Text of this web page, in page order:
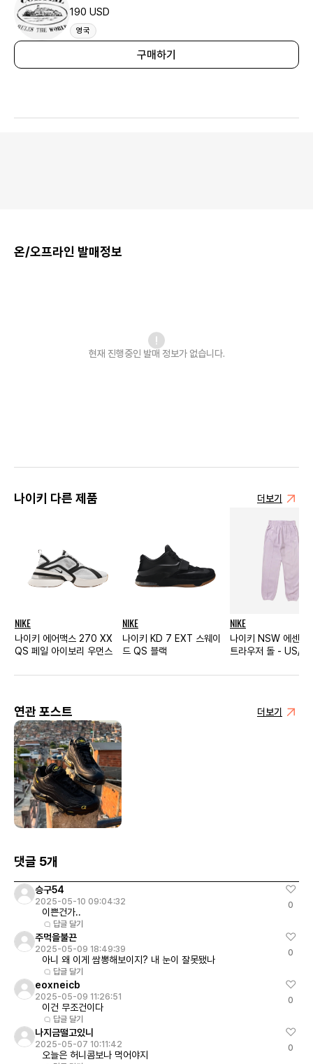
190 USD
영국
구매하기
온/오프라인 발매정보
현재 진행중인 발매 정보가 없습니다.
나이키 다른 제품 더보기
NIKE
나이키 에어맥스 270 XX
QS 페일 아이보리 우먼스
NIKE
나이키 KD 7 EXT 스웨이
드 QS 블랙
NIKE
나이키 NSW 에센셜
트라우저 돌 - US/
연관 포스트 더보기
댓글 5개
승구54
2025-05-10 09:04:32
이쁜건가..
답글 달기
0
주먹을불끈
2025-05-09 18:49:39
아니 왜 이게 쌈뽕해보이지? 내 눈이 잘못됐나
답글 달기
0
eoxneicb
2025-05-09 11:26:51
이건 무조건이다
답글 달기
0
나지금떨고있니
2025-05-07 10:11:42
오늘은 허니콤보나 먹어야지
0